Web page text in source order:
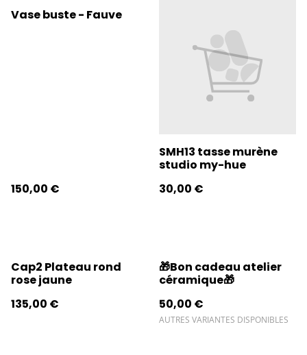
Vase buste - Fauve
150,00 €
SMH13 tasse murène
studio my-hue
30,00 €
Cap2 Plateau rond
rose jaune
135,00 €
🎁Bon cadeau atelier
céramique🎁
50,00 €
AUTRES VARIANTES DISPONIBLES